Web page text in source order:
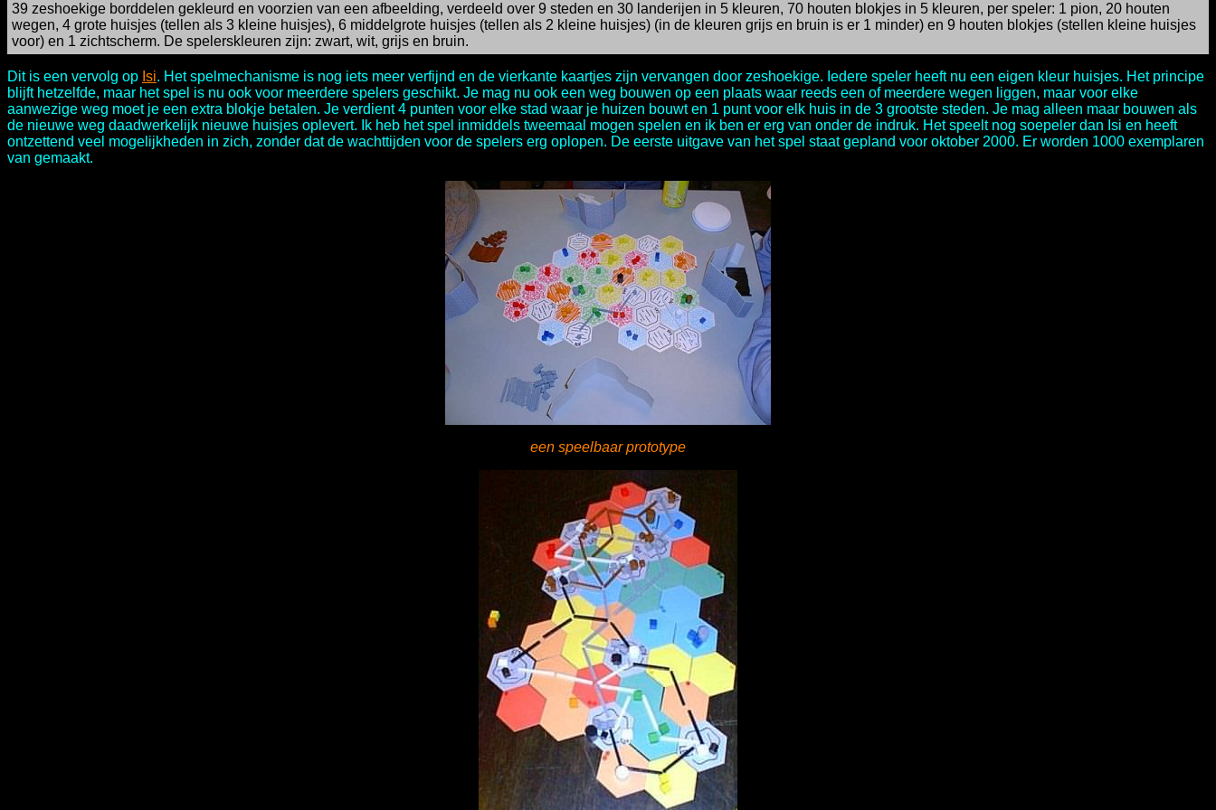
39 zeshoekige borddelen gekleurd en voorzien van een afbeelding, verdeeld over 9 steden en 30 landerijen in 5 kleuren, 70 houten blokjes in 5 kleuren, per speler: 1 pion, 20 houten
wegen, 4 grote huisjes (tellen als 3 kleine huisjes), 6 middelgrote huisjes (tellen als 2 kleine huisjes) (in de kleuren grijs en bruin is er 1 minder) en 9 houten blokjes (stellen kleine huisjes
voor) en 1 zichtscherm. De spelerskleuren zijn: zwart, wit, grijs en bruin.
Dit is een vervolg op Isi. Het spelmechanisme is nog iets meer verfijnd en de vierkante kaartjes zijn vervangen door zeshoekige. Iedere speler heeft nu een eigen kleur huisjes. Het principe
blijft hetzelfde, maar het spel is nu ook voor meerdere spelers geschikt. Je mag nu ook een weg bouwen op een plaats waar reeds een of meerdere wegen liggen, maar voor elke
aanwezige weg moet je een extra blokje betalen. Je verdient 4 punten voor elke stad waar je huizen bouwt en 1 punt voor elk huis in de 3 grootste steden. Je mag alleen maar bouwen als
de nieuwe weg daadwerkelijk nieuwe huisjes oplevert. Ik heb het spel inmiddels tweemaal mogen spelen en ik ben er erg van onder de indruk. Het speelt nog soepeler dan Isi en heeft
ontzettend veel mogelijkheden in zich, zonder dat de wachttijden voor de spelers erg oplopen. De eerste uitgave van het spel staat gepland voor oktober 2000. Er worden 1000 exemplaren
van gemaakt.
een speelbaar prototype